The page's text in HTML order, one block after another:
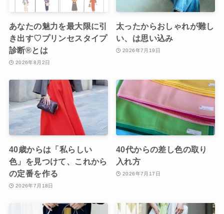
あなたの魅力を最大限に引
き出す♡プリンセスタイプ
診断®︎とは
2026年8月2日
太ったからおしゃれが難し
い、は思い込み
2026年7月19日
40歳からは「私らしい
色」を見つけて、これから
の定番を作る
2026年7月18日
40代からの差し色の取り
入れ方
2026年7月17日